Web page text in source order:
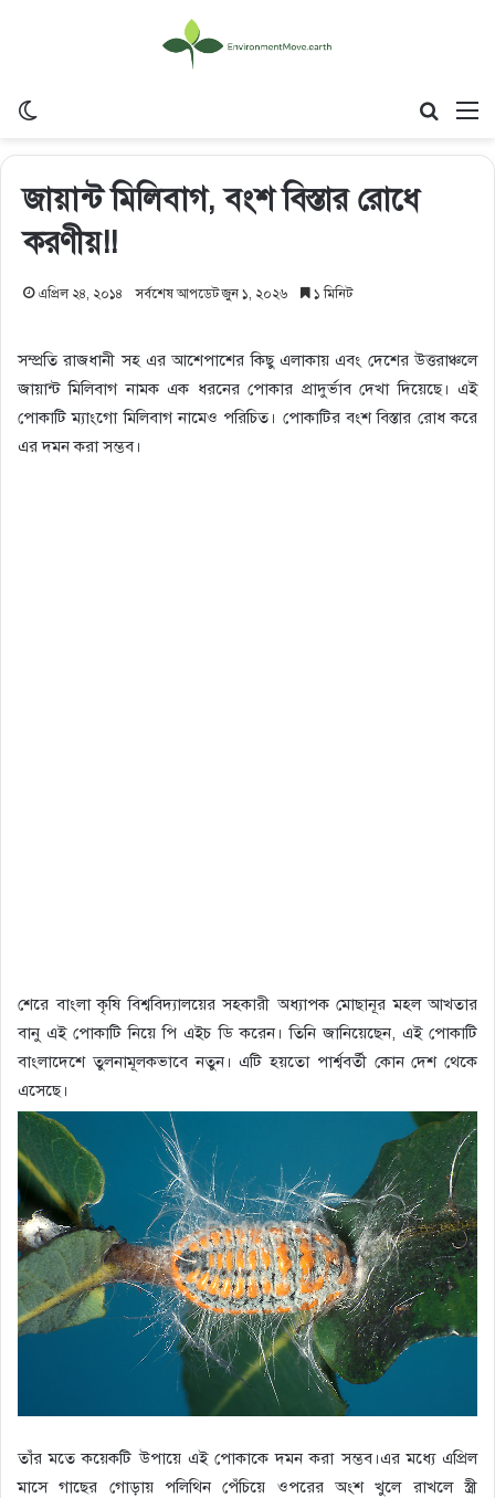
জায়ান্ট মিলিবাগ, বংশ বিস্তার রোধে
করণীয়!!
এপ্রিল ২৪, ২০১৪ সর্বশেষ আপডেট জুন ১, ২০২৬ ১ মিনিট
সম্প্রতি রাজধানী সহ এর আশেপাশের কিছু এলাকায় এবং দেশের উত্তরাঞ্চলে
জায়ান্ট মিলিবাগ নামক এক ধরনের পোকার প্রাদুর্ভাব দেখা দিয়েছে। এই
পোকাটি ম্যাংগো মিলিবাগ নামেও পরিচিত। পোকাটির বংশ বিস্তার রোধ করে
এর দমন করা সম্ভব।
শেরে বাংলা কৃষি বিশ্ববিদ্যালয়ের সহকারী অধ্যাপক মোছানূর মহল আখতার
বানু এই পোকাটি নিয়ে পি এইচ ডি করেন। তিনি জানিয়েছেন, এই পোকাটি
বাংলাদেশে তুলনামূলকভাবে নতুন। এটি হয়তো পার্শ্ববর্তী কোন দেশ থেকে
এসেছে।
তাঁর মতে কয়েকটি উপায়ে এই পোকাকে দমন করা সম্ভব।এর মধ্যে এপ্রিল
মাসে গাছের গোড়ায় পলিথিন পেঁচিয়ে ওপরের অংশ খুলে রাখলে স্ত্রী